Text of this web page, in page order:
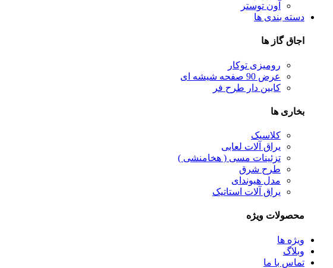
آون توستر
دسته بندی ها
اجاق گاز ها
رومیزی توکار
عرض 90 صفحه شیشه ای
کابین دار طرح فر
بخاری ها
کلاسیک
یراق آلات لعابی
تزئینات مسی ( هخامنشی )
طرح شرق
مدل هیوندای
یراق آلات استاتیک
محصولات ویژه
ویژه ها
وبلاگ
تماس با ما